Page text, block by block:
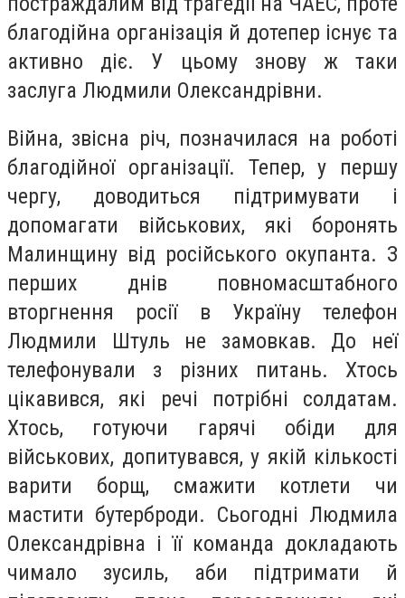
благодійна організація й дотепер існує та
активно діє. У цьому знову ж таки
заслуга Людмили Олександрівни.
Війна, звісна річ, позначилася на роботі
благодійної організації. Тепер, у першу
чергу, доводиться підтримувати і
допомагати військових, які боронять
Малинщину від російського окупанта. З
перших днів повномасштабного
вторгнення росії в Україну телефон
Людмили Штуль не замовкав. До неї
телефонували з різних питань. Хтось
цікавився, які речі потрібні солдатам.
Хтось, готуючи гарячі обіди для
військових, допитувався, у якій кількості
варити борщ, смажити котлети чи
мастити бутерброди. Сьогодні Людмила
Олександрівна і її команда докладають
чимало зусиль, аби підтримати й